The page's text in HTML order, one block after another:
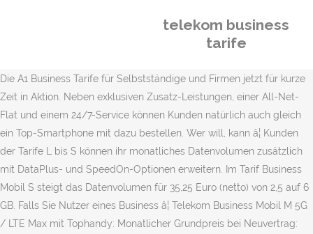
telekom business
tarife
Die A1 Business Tarife für Selbstständige und Firmen jetzt für kurze
Zeit in Aktion. Neben exklusiven Zusatz-Leistungen, einer All-Net-
Flat und einem 24/7-Service können Kunden natürlich auch gleich
ein Top-Smartphone mit dazu bestellen. Wer will, kann â¦ Kunden
der Tarife L bis S können ihr monatliches Datenvolumen zusätzlich
mit DataPlus- und SpeedOn-Optionen erweitern. Im Tarif Business
Mobil S steigt das Datenvolumen für 35,25 Euro (netto) von 2,5 auf 6
GB. Falls Sie Nutzer eines Business â¦ Telekom Business Mobil M 5G
/ LTE Max mit Tophandy: Monatlicher Grundpreis bei Neuvertrag: